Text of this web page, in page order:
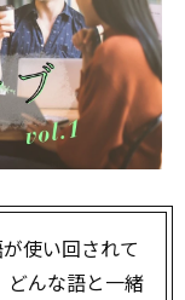
使い回されて
どんな語と一緒